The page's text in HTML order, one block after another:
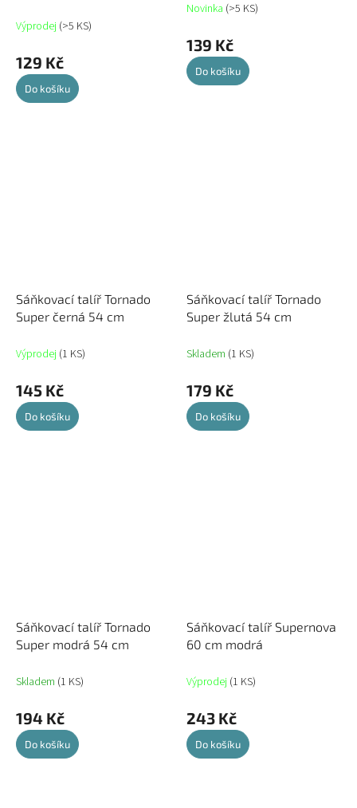
Výprodej (>5 KS)
129 Kč
Do košíku
Novinka (>5 KS)
139 Kč
Do košíku
Sáňkovací talíř Tornado
Super černá 54 cm
Výprodej (1 KS)
145 Kč
Do košíku
Sáňkovací talíř Tornado
Super žlutá 54 cm
Skladem (1 KS)
179 Kč
Do košíku
Sáňkovací talíř Tornado
Super modrá 54 cm
Skladem (1 KS)
194 Kč
Do košíku
Sáňkovací talíř Supernova
60 cm modrá
Výprodej (1 KS)
243 Kč
Do košíku